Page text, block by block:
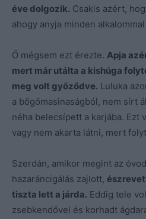
éve dolgozik. Csakis azért,
ahogy anyja minden
Ő mégsem ezt érezte. Apja
mert már utálta a kishúga
meg volt győződve. Luluka
a bőgőmasinaságból, nem sírt
néha belecsípett a karjába. Ezt
vagy nem akarta látni, mert
Szerdán, amikor megint az
hazaráncigálás zajlott,
tiszta lett a járda. Eddig tele
zsebkendővel és korhadt